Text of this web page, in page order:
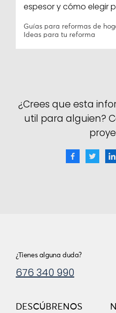
espesor y cómo elegir
Guías para reformas de
Ideas para tu reforma
¿Crees que esta
util para alguien?
DESCÚBRENOS
¿Tienes alguna duda?
676 340 990